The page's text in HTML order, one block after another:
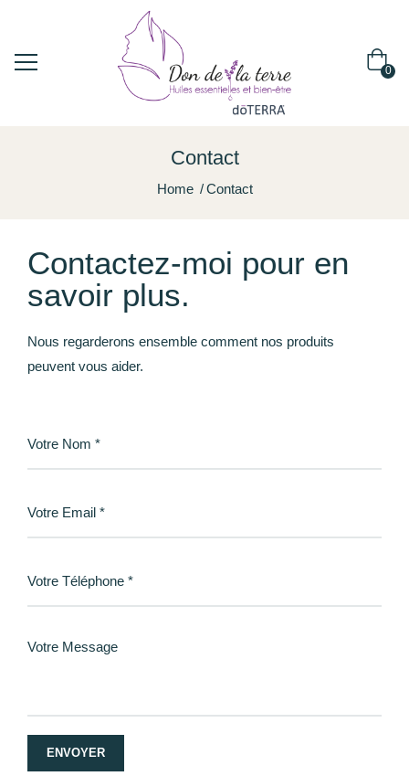
0
Contact
Home Contact
Contactez-moi pour en
savoir plus.
Nous regarderons ensemble comment nos produits
peuvent vous aider.